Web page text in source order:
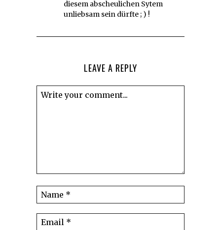
diesem abscheulichen Sytem
unliebsam sein dürfte ; ) !
LEAVE A REPLY